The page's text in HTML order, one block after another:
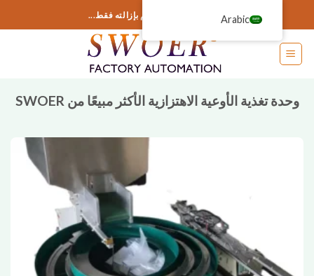
المحتوى
أضف أي شيء هنا أو قم بإزالته فقط...
وحدة تغذية الأوعية الاهتزازية الأكثر مبيعًا من SWOER
Arabic